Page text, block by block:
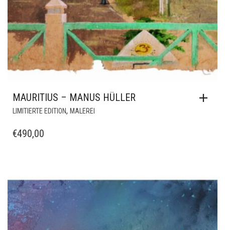
MAURITIUS – MANUS HÜLLER
LIMITIERTE EDITION, MALEREI
€490,00